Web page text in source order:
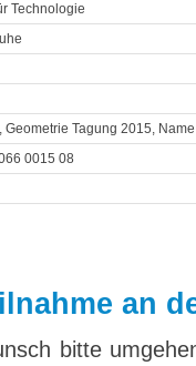
Technologie
Geometrie Tagung 2015,
0015 08
an
bitte